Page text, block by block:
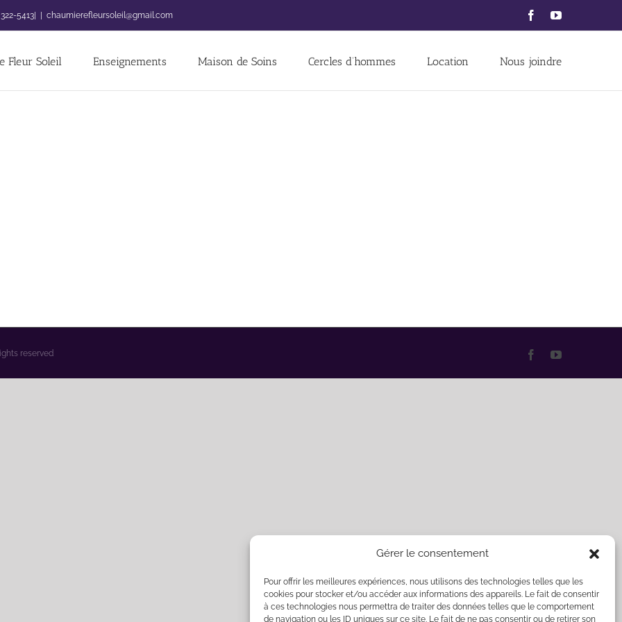
Gérer le consentement
Pour offrir les meilleures expériences, nous utilisons des technologies telles que les
cookies pour stocker et/ou accéder aux informations des appareils. Le fait de consentir
à ces technologies nous permettra de traiter des données telles que le comportement
de navigation ou les ID uniques sur ce site. Le fait de ne pas consentir ou de retirer son
5413| chaumierefleursoleil@gmail.com FacebookYouTube
Fleur Soleil Enseignements Maison de Soins Cercles d’hommes Location Nous joindre
reserved FacebookYouTube